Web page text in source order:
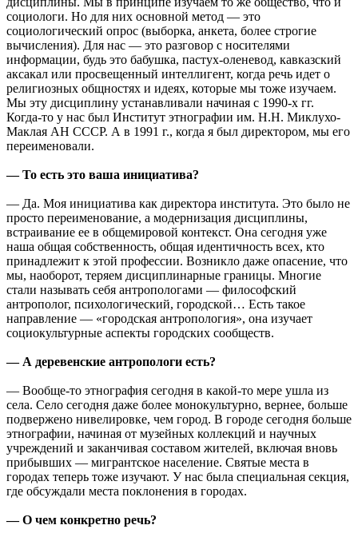
социологи. Но для них основной метод — это
социологический опрос (выборка, анкета, более строгие
вычисления). Для нас — это разговор с носителями
информации, будь это бабушка, пастух-оленевод, кавказский
аксакал или просвещенный интеллигент, когда речь идет о
религиозных общностях и идеях, которые мы тоже изучаем.
Мы эту дисциплину устанавливали начиная с 1990-х гг.
Когда-то у нас был Институт этнографии им. Н.Н. Миклухо-
Маклая АН СССР. А в 1991 г., когда я был директором, мы его
переименовали.
— То есть это ваша инициатива?
— Да. Моя инициатива как директора института. Это было не
просто переименование, а модернизация дисциплины,
встраивание ее в общемировой контекст. Она сегодня уже
наша общая собственность, общая идентичность всех, кто
принадлежит к этой профессии. Возникло даже опасение, что
мы, наоборот, теряем дисциплинарные границы. Многие
стали называть себя антропологами — философский
антрополог, психологический, городской… Есть такое
направление — «городская антропология», она изучает
социокультурные аспекты городских сообществ.
— А деревенские антропологи есть?
— Вообще-то этнография сегодня в какой-то мере ушла из
села. Село сегодня даже более монокультурно, вернее, больше
подвержено нивелировке, чем город. В городе сегодня больше
этнографии, начиная от музейных коллекций и научных
учреждений и заканчивая составом жителей, включая вновь
прибывших — мигрантское население. Святые места в
городах теперь тоже изучают. У нас была специальная секция,
где обсуждали места поклонения в городах.
— О чем конкретно речь?